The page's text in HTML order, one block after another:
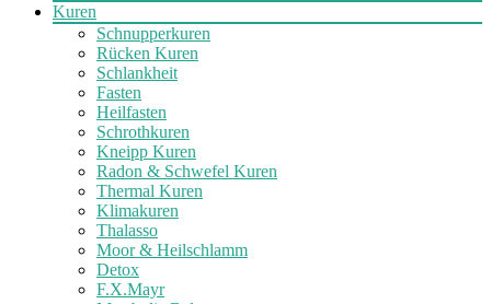
Kuren
Schnupperkuren
Rücken Kuren
Schlankheit
Fasten
Heilfasten
Schrothkuren
Kneipp Kuren
Radon & Schwefel Kuren
Thermal Kuren
Klimakuren
Thalasso
Moor & Heilschlamm
Detox
F.X.Mayr